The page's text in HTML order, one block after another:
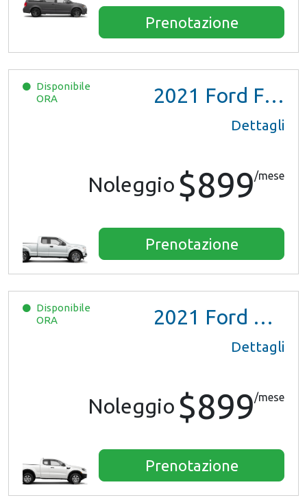
Prenotazione
Disponibile
ORA
2021 Ford F150 XL Ext Cab
Dettagli
Noleggio $899/mese
Prenotazione
Disponibile
ORA
2021 Ford Ranger XL Ext Cab
Dettagli
Noleggio $899/mese
Prenotazione